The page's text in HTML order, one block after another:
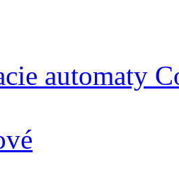
automaty